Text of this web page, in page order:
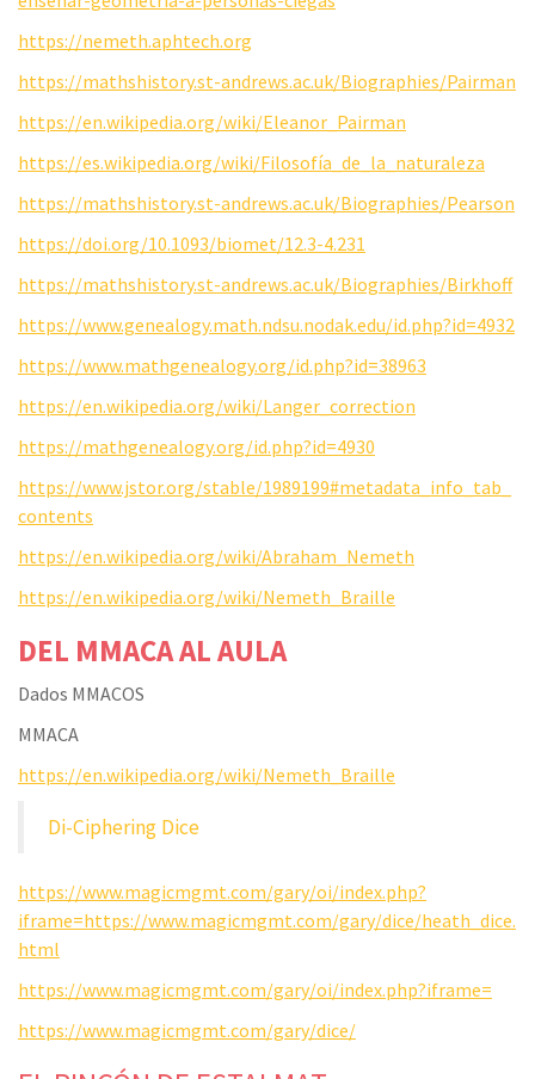
https://nemeth.aphtech.org
https://mathshistory.st-andrews.ac.uk/Biographies/Pairman
https://en.wikipedia.org/wiki/Eleanor_Pairman
https://es.wikipedia.org/wiki/Filosofía_de_la_naturaleza
https://mathshistory.st-andrews.ac.uk/Biographies/Pearson
https://doi.org/10.1093/biomet/12.3-4.231
https://mathshistory.st-andrews.ac.uk/Biographies/Birkhoff
https://www.genealogy.math.ndsu.nodak.edu/id.php?id=4932
https://www.mathgenealogy.org/id.php?id=38963
https://en.wikipedia.org/wiki/Langer_correction
https://mathgenealogy.org/id.php?id=4930
https://www.jstor.org/stable/1989199#metadata_info_tab_
contents
https://en.wikipedia.org/wiki/Abraham_Nemeth
https://en.wikipedia.org/wiki/Nemeth_Braille
DEL MMACA AL AULA
Dados MMACOS
MMACA
https://en.wikipedia.org/wiki/Nemeth_Braille
Di-Ciphering Dice
https://www.magicmgmt.com/gary/oi/index.php?
iframe=https://www.magicmgmt.com/gary/dice/heath_dice.
html
https://www.magicmgmt.com/gary/oi/index.php?iframe=
https://www.magicmgmt.com/gary/dice/